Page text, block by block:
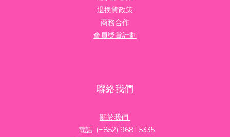
退換貨政策
商務合作
會員獎賞計劃
聯絡我們
關於我們
電話: (+852) 9681 5335